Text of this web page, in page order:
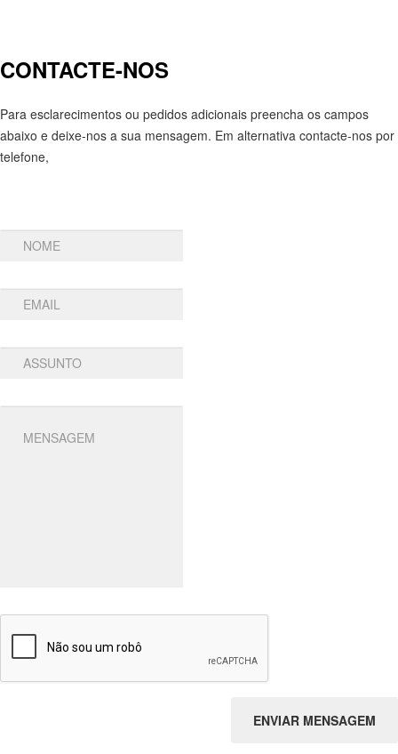
CONTACTE-NOS
Para esclarecimentos ou pedidos adicionais preencha os campos
abaixo e deixe-nos a sua mensagem. Em alternativa contacte-nos por
telefone,
ENVIAR MENSAGEM